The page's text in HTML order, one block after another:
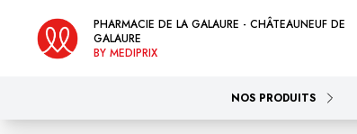
PHARMACIE DE LA GALAURE - CHÂTEAUNEUF DE
GALAURE
BY MEDIPRIX
NOS PRODUITS